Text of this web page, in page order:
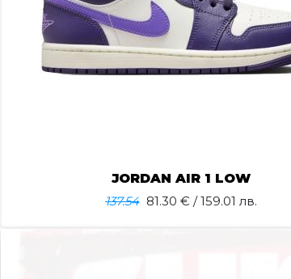
JORDAN AIR 1 LOW
137.54 81.30 € / 159.01 лв.